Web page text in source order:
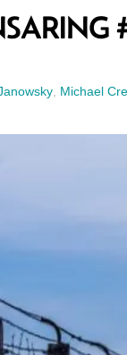
, Michael